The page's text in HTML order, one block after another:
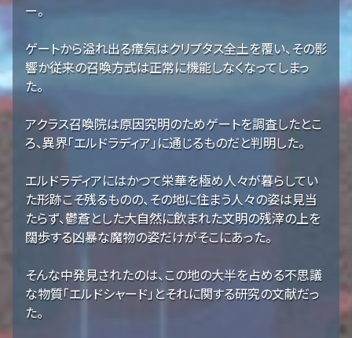
ー。
ゲートから溢れ出る瘴気はクリプタス全土を覆い、その影
響か従来の召喚方式は正常に機能しなくなってしまっ
た。
アクラス召喚院は原因究明のためゲートを調査したとこ
ろ、異界「エルドラディア」に通じるものだと判明した。
エルドラディアにはかつて栄華を極め人々が暮らしてい
た形跡こそ残るものの、その地に住まう人々の姿は見当
たらず、鬱蒼とした大自然に飲まれた文明の残滓の上を
闊歩する凶暴な魔物の姿だけがそこにあった。
そんな中発見されたのは、この地の大半を占める不思議
な物質「エルドシャード」とそれに関する研究の文献だっ
た。